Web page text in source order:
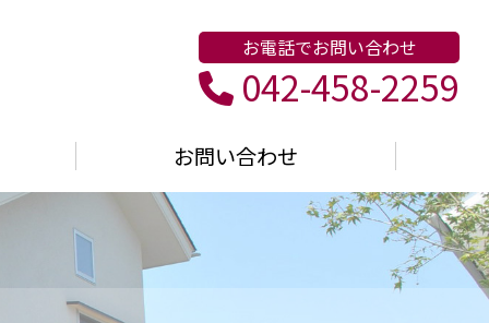
お電話でお問い合わせ
042-458-2259
お問い合わせ